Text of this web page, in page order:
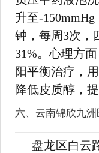
升至-
钟，每周3次，
31%。心理方
阳平衡治疗，
降低皮质醇，
六、云南锦欣九
盘龙区白云